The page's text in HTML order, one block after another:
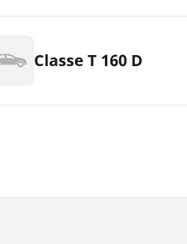
Classe T 160 D